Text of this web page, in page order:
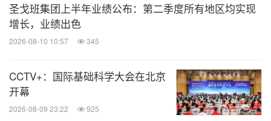
圣戈班集团上半年业绩公布：第二季度所有地区均实现
增长，业绩出色
2026-08-10 10:57 345
CCTV+：国际基础科学大会在北京
开幕
2026-08-09 23:22 925